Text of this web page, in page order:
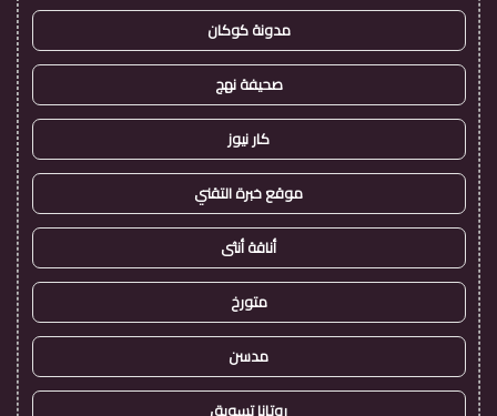
مدونة كوكان
صحيفة نهج
كار نيوز
موقع خبرة التقني
أناقة أنثى
متورخ
مدسن
روتانا تسويق